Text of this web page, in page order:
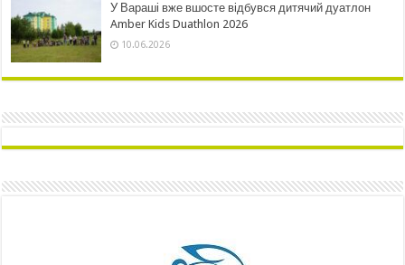
У Вараші вже вшосте відбувся дитячий дуатлон
Amber Kids Duathlon 2026
10.06.2026